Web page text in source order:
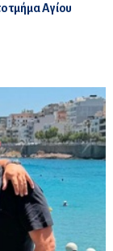
τμήμα Αγίου